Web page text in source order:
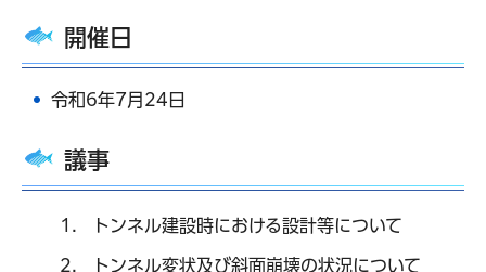
開催日
令和6年7月24日
議事
トンネル建設時における設計等について
トンネル変状及び斜面崩壊の状況について